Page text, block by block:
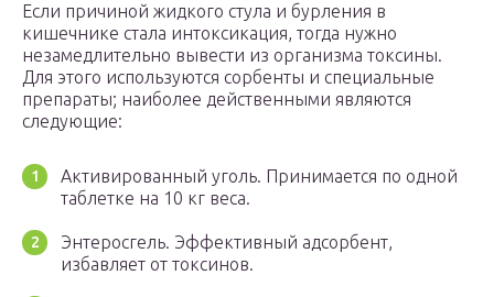
Если причиной жидкого стула и бурления в
кишечнике стала интоксикация, тогда нужно
незамедлительно вывести из организма токсины.
Для этого используются сорбенты и специальные
препараты; наиболее действенными являются
следующие:
Активированный уголь. Принимается по одной
таблетке на 10 кг веса.
Энтеросгель. Эффективный адсорбент,
избавляет от токсинов.